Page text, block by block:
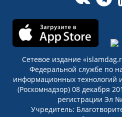
Сетевое издание
Федеральной службе по
информационных технологий
(Роскомнадзор) 08 декабря
регистрации Эл
Учредитель: